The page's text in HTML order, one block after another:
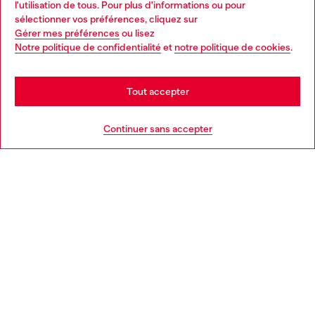
l'utilisation de tous. Pour plus d'informations ou pour
sélectionner vos préférences, cliquez sur
Gérer mes préférences ou lisez
Notre politique de confidentialitéet notre politique de cookies.
Continuer sans accepter
Tout accepter
En savoir plus
Choose your location
You are currently browsing France website, but it seems you
may be based in United States